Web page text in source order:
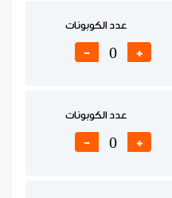
عدد الكوبونات
+
-
عدد الكوبونات
+
-